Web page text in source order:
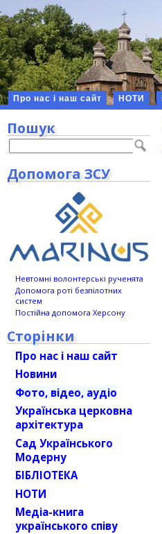
Про нас і наш сайт НОТИ
Пошук
Допомога ЗСУ
Невтомні волонтерські рученята
Допомога роті безпілотних
систем
Постійна допомога Херсону
Сторінки
Про нас і наш сайт
Новини
Фото, відео, аудіо
Українська церковна
архітектура
Сад Українського
Модерну
БІБЛІОТЕКА
НОТИ
Медіа-книга
українського співу